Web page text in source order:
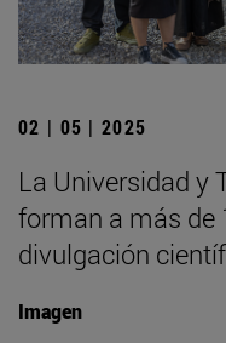
02 | 05 | 2025
La Universidad y
forman a más de
divulgación
Imagen